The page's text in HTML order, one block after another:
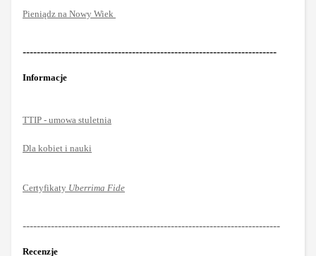
Pieniądz na Nowy Wiek
------------------------------------------------------------------------
Informacje
TTIP - umowa stuletnia
Dla kobiet i nauki
Certyfikaty Uberrima Fide
-------------------------------------------------------------------------
Recenzje